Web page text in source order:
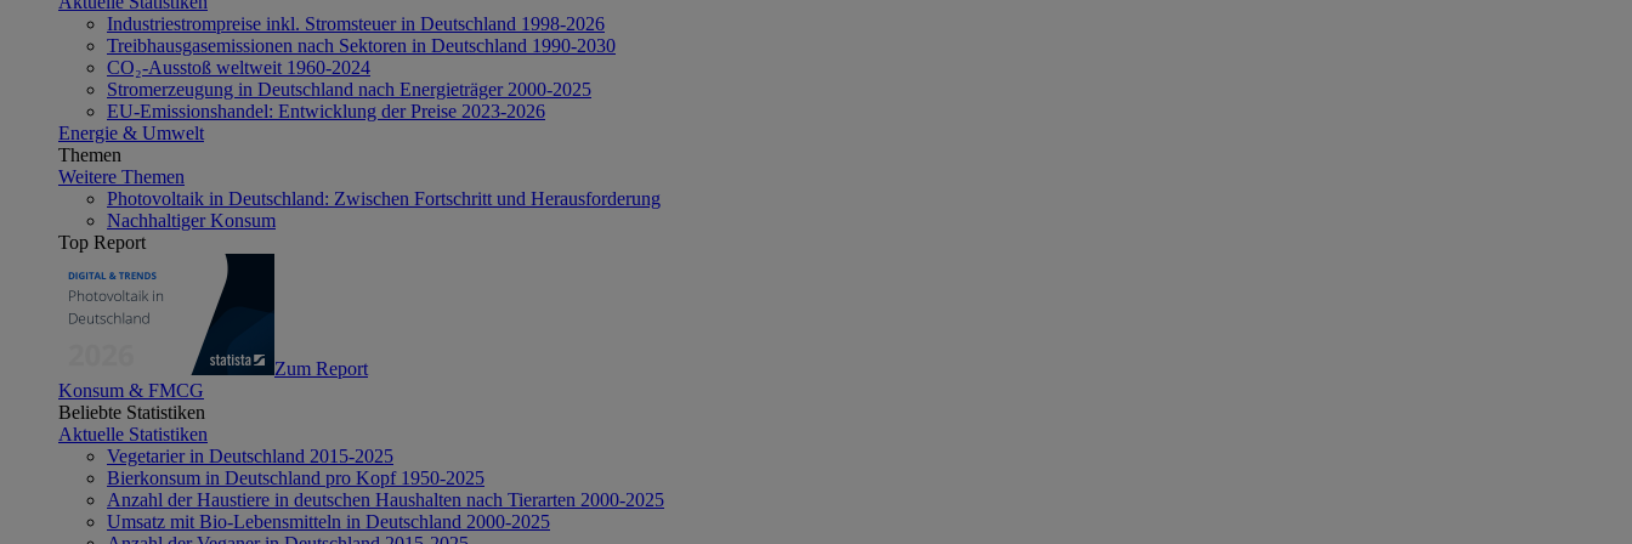
Industriestrompreise inkl. Stromsteuer in Deutschland 1998-2026
Treibhausgasemissionen nach Sektoren in Deutschland 1990-2030
CO₂-Ausstoß weltweit 1960-2024
Stromerzeugung in Deutschland nach Energieträger 2000-2025
EU-Emissionshandel: Entwicklung der Preise 2023-2026
Energie & Umwelt
Themen
Weitere Themen
Photovoltaik in Deutschland: Zwischen Fortschritt und Herausforderung
Nachhaltiger Konsum
Top Report
Zum Report
Konsum & FMCG
Beliebte Statistiken
Aktuelle Statistiken
Vegetarier in Deutschland 2015-2025
Bierkonsum in Deutschland pro Kopf 1950-2025
Anzahl der Haustiere in deutschen Haushalten nach Tierarten 2000-2025
Umsatz mit Bio-Lebensmitteln in Deutschland 2000-2025